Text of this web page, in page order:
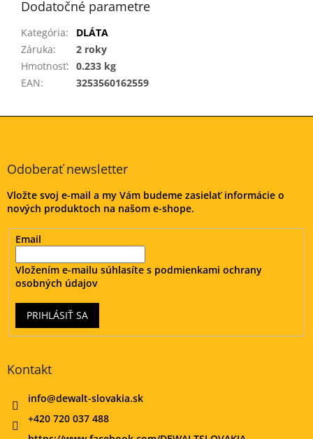
Dodatočné parametre
Kategória:
DLÁTA
Záruka:
2 roky
Hmotnosť: 0.233 kg
EAN: 3253560162559
Z
Odoberať newsletter
Vložte svoj e-mail a my Vám budeme zasielať informácie o
nových produktoch na našom e-shope.
Email
Vložením e-mailu súhlasíte s podmienkami ochrany
osobných údajov
PRIHLÁSIŤ SA
Kontakt
info@dewalt-slovakia.sk
+420 720 037 488